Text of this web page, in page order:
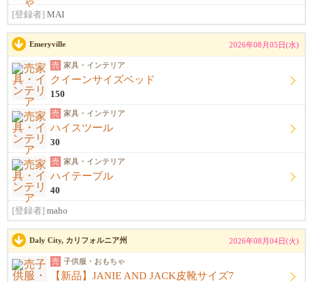
[登録者] MAI
Emeryville 2026年08月05日(水)
売 家具・インテリア
クイーンサイズベッド
150
売 家具・インテリア
ハイスツール
30
売 家具・インテリア
ハイテーブル
40
[登録者] maho
Daly City, カリフォルニア州 2026年08月04日(火)
売 子供服・おもちゃ
【新品】JANIE AND JACK皮靴サイズ7